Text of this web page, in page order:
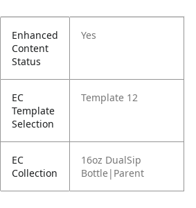
Enhanced
Content
Status
Yes
EC
Template
Selection
Template 12
EC
Collection
16oz DualSip
Bottle|Parent